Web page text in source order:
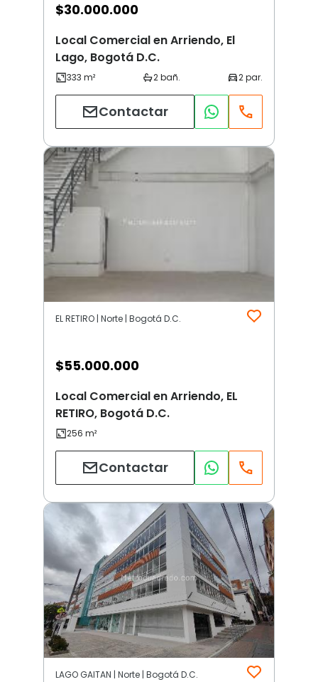
$30.000.000
Local Comercial en Arriendo, El
Lago, Bogotá D.C.
Contactar
EL RETIRO | Norte | Bogotá D.C.
$55.000.000
Local Comercial en Arriendo, EL
RETIRO, Bogotá D.C.
Contactar
LAGO GAITAN | Norte | Bogotá D.C.